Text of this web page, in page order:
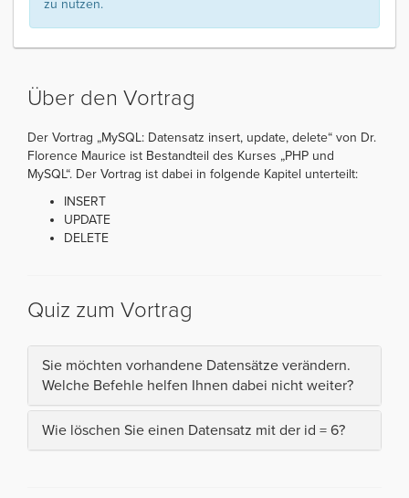
zu nutzen.
Über den Vortrag
Der Vortrag „MySQL: Datensatz insert, update, delete“ von Dr.
Florence Maurice ist Bestandteil des Kurses „PHP und
MySQL“. Der Vortrag ist dabei in folgende Kapitel unterteilt:
INSERT
UPDATE
DELETE
Quiz zum Vortrag
Sie möchten vorhandene Datensätze verändern.
Welche Befehle helfen Ihnen dabei nicht weiter?
Wie löschen Sie einen Datensatz mit der id = 6?